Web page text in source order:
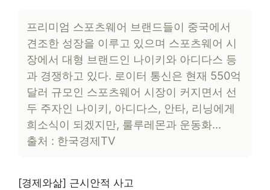
프리미엄 스포츠웨어 브랜드들이 중국에서
견조한 성장을 이루고 있으며 스포츠웨어 시
장에서 대형 브랜드인 나이키와 아디다스 등
과 경쟁하고 있다. 로이터 통신은 현재 550억
달러 규모인 스포츠웨어 시장이 커지면서 선
두 주자인 나이키, 아디다스, 안타, 리닝에게
희소식이 되겠지만, 룰루레몬과 운동화…
출처 : 한국경제TV
[경제와삶] 근시안적 사고